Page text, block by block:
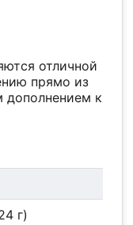
отличной
прямо из
дополнением к
г)